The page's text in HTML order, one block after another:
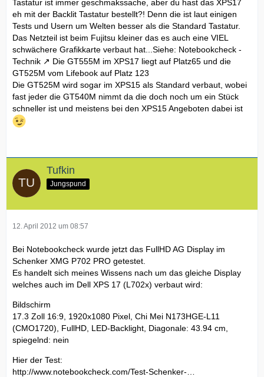
Tastatur ist immer geschmakssache, aber du hast das XPS17
eh mit der Backlit Tastatur bestellt?! Denn die ist laut einigen
Tests und Usern um Welten besser als die Standard Tastatur.
Das Netzteil ist beim Fujitsu kleiner das es auch eine VIEL
schwächere Grafikkarte verbaut hat...Siehe: Notebookcheck -
Technik
Die GT555M im XPS17 liegt auf Platz65 und die
GT525M vom Lifebook auf Platz 123
Die GT525M wird sogar im XPS15 als Standard verbaut, wobei
fast jeder die GT540M nimmt da die doch noch um ein Stück
schneller ist und meistens bei den XPS15 Angeboten dabei ist
Tufkin
Jungspund
12. April 2012 um 08:57
Bei Notebookcheck wurde jetzt das FullHD AG Display im
Schenker XMG P702 PRO getestet.
Es handelt sich meines Wissens nach um das gleiche Display
welches auch im Dell XPS 17 (L702x) verbaut wird:
Bildschirm
17.3 Zoll 16:9, 1920x1080 Pixel, Chi Mei N173HGE-L11
(CMO1720), FullHD, LED-Backlight, Diagonale: 43.94 cm,
spiegelnd: nein
Hier der Test:
http://www.notebookcheck.com/Test-Schenker-…